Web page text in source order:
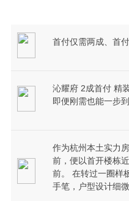
首付仅需两成、首
沁耀府 2成首付 精
即便刚需也能一步
作为杭州本土实力
前，便以首开楼栋
前。 在转过一圈样
手笔，户型设计细